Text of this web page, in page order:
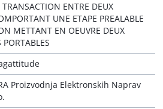
TRANSACTION ENTRE DEUX
UNE ETAPE PREALABLE
METTANT EN OEUVRE DEUX
PORTABLES
Proizvodnja Elektronskih Naprav